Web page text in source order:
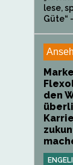
lese,
Güte“
den